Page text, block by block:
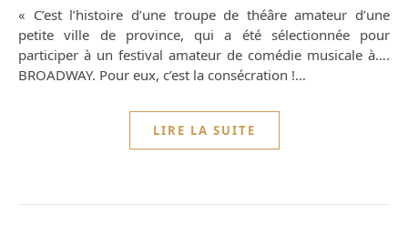
« C’est l’histoire d’une troupe de théâre amateur d’une
petite ville de province, qui a été sélectionnée pour
participer à un festival amateur de comédie musicale à….
BROADWAY. Pour eux, c’est la consécration !…
LIRE LA SUITE